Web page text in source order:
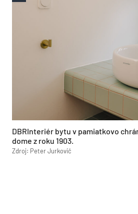
DBRInteriér bytu v pamiatkovo
dome z roku 1903.
Zdroj: Peter Jurkovič